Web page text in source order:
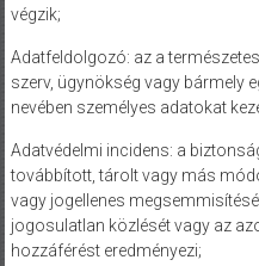
végzik;
Adatfeldolgozó: az a
szerv, ügynökség vagy bármely
nevében személyes adatokat
Adatvédelmi incidens: a
továbbított, tárolt vagy más
vagy jogellenes
jogosulatlan közlését vagy az
hozzáférést eredményezi;